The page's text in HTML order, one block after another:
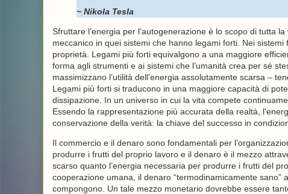
~ Nikola Tesla
Sfruttare l’energia per l’autogenerazione è lo scopo di tutta
meccanico in quei sistemi che hanno legami forti. Nei
proprietà. Legami più forti equivalgono a una maggiore
forma agli strumenti e ai sistemi che l’umanità crea per sé
massimizzano l’utilità dell’energia assolutamente scarsa –
Legami più forti si traducono in una maggiore capacità di
dissipazione. In un universo in cui la vita compete
Essendo la rappresentazione più accurata della realtà,
conservazione della verità: la chiave del successo in
Il commercio e il denaro sono fondamentali per
produrre i frutti del proprio lavoro e il denaro è il mezzo
scarso quanto l’energia necessaria per produrre i frutti del
cooperazione umana, il denaro “termodinamicamente
compongono. Un tale mezzo monetario dovrebbe essere